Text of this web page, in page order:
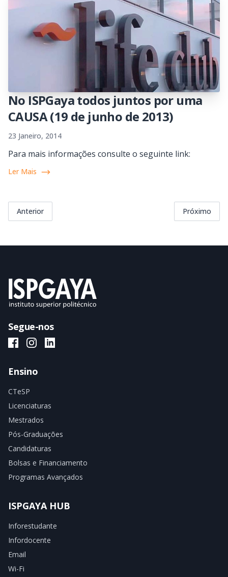
No ISPGaya todos juntos por uma
CAUSA (19 de junho de 2013)
23 Janeiro, 2014
Para mais informações consulte o seguinte link:
Ler Mais
Anterior Próximo
Segue-nos
ISPGAYA Facebook
ISPGAYA Instagram
ISPGAYA LinkedIn
Ensino
CTeSP
Licenciaturas
Mestrados
Pós-Graduações
Candidaturas
Bolsas e Financiamento
Programas Avançados
ISPGAYA HUB
Inforestudante
Infordocente
Email
Wi-Fi